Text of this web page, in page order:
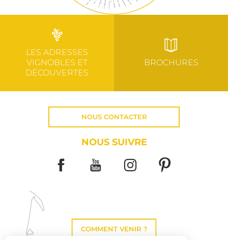
LES ADRESSES
VIGNOBLES ET
DÉCOUVERTES
BROCHURES
NOUS CONTACTER
NOUS SUIVRE
COMMENT VENIR ?